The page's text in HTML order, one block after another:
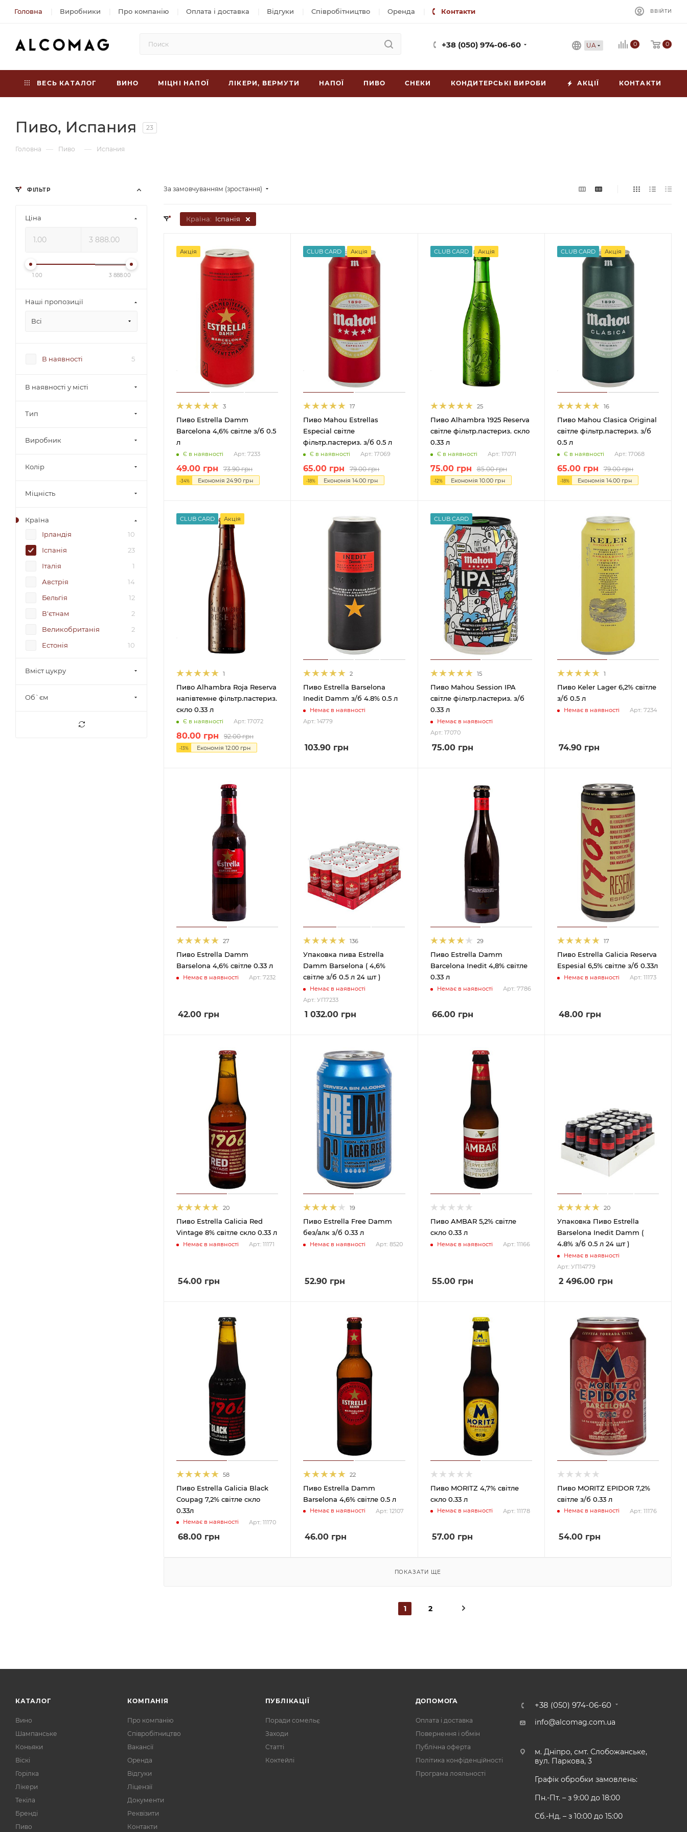
Головна Виробники Про компанію Оплата і доставка Відгуки Співробітництво Оренда Контакти ВВІЙТИ
+38 (050) 974-06-60 UA 0 0
ВЕСЬ КАТАЛОГ ВИНО МІЦНІ НАПОЇ ЛІКЕРИ, ВЕРМУТИ НАПОЇ ПИВО СНЕКИ КОНДИТЕРСЬКІ ВИРОБИ АКЦІЇ КОНТАКТИ
Пиво, Испания 23
Головна — Пиво — Испания
За замовчуванням (зростання)
Країна: Іспанія
Акція
3
Пиво Estrella Damm
Barсelona 4,6% світле з/б 0.5
л
Є в наявності Арт.: 7233
49.00 грн 73.90грн
-34% Економія 24.90 грн
CLUB CARD Акція
17
Пиво Mahou Estrellas
Especial світле
фільтр.пастериз. з/б 0.5 л
Є в наявності Арт.: 17069
65.00 грн 79.00грн
-18% Економія14.00 грн
CLUB CARD Акція
25
Пиво Alhambra 1925 Reserva
світле фільтр.пастериз. скло
0.33 л
Є в наявності Арт.: 17071
75.00грн 85.00грн
-12% Економія 10.00грн
CLUB CARD Акція
16
Пиво Mahou Clasica Original
світле фільтр.пастериз. з/б
0.5 л
Є в наявності Арт.: 17068
65.00грн 79.00грн
-18% Економія 14.00грн
CLUB CARD Акція
1
Пиво Alhambra Roja Reserva
напівтемне фільтр.пастериз.
скло 0.33 л
Є в наявності Арт.: 17072
80.00 грн 92.00грн
-13% Економія 12.00 грн
2
Пиво Estrella Barselona
Inedit Damm з/б 4.8% 0.5 л
Немає в наявності
Арт.: 14779
103.90 грн
CLUB CARD
15
Пиво Mahou Session IPA
світле фільтр.пастериз. з/б
0.33 л
Немає в наявності
Арт.: 17070
75.00грн
1
Пиво Keler Lager 6,2% світле
з/б 0.5 л
Немає в наявності Арт.: 7234
74.90грн
27
Пиво Estrella Damm
Barselona 4,6% світле 0.33 л
Немає в наявності Арт.: 7232
42.00 грн
136
Упаковка пива Estrella
Damm Barselona ( 4,6%
світле з/б 0.5 л 24 шт )
Немає в наявності
Арт.: УП7233
1 032.00 грн
29
Пиво Estrella Damm
Barcelona Inedit 4,8% світле
0.33 л
Немає в наявності Арт.: 7786
66.00грн
17
Пиво Estrella Galicia Reserva
Espesial 6,5% світле з/б 0.33л
Немає в наявності Арт.: 11173
48.00грн
20
Пиво Estrella Galicia Red
Vintage 8% світле скло 0.33 л
Немає в наявності Арт.: 11171
54.00 грн
19
Пиво Estrella Free Damm
без/алк з/б 0.33 л
Немає в наявності Арт.: 8520
52.90 грн
Пиво AMBAR 5,2% світле
скло 0.33 л
Немає в наявності Арт.: 11166
55.00грн
20
Упаковка Пиво Estrella
Barselona Inedit Damm (
4.8% з/б 0.5 л 24 шт )
Немає в наявності
Арт.: УП14779
2 496.00грн
58
Пиво Estrella Galicia Black
Coupag 7,2% світле скло
0.33л
Немає в наявності Арт.: 11170
68.00 грн
22
Пиво Estrella Damm
Barselona 4,6% світле 0.5 л
Немає в наявності Арт.: 12107
46.00 грн
Пиво MORITZ 4,7% світле
скло 0.33 л
Немає в наявності Арт.: 11178
57.00грн
Пиво MORITZ EPIDOR 7,2%
світле з/б 0.33 л
Немає в наявності Арт.: 11176
54.00грн
ПОКАЗАТИ ЩЕ
1 2
ФІЛЬТР
Ціна
1.00 3 888.00
Наші пропозиції
Всі
В наявності 5
В наявності у місті
Тип
Виробник
Колір
Міцність
Країна
Ірландія
10
Іспанія
23
Італія
1
Австрія
14
Бельгія
12
В'єтнам
2
Великобританія
2
Естонія
10
Литва
Словаччина
Вміст цукру
Об`єм
КАТАЛОГ
Вино
Шампанське
Коньяки
Віскі
Горілка
Лікери
Текіла
Бренді
Пиво
КОМПАНІЯ
Про компанію
Співробітництво
Вакансії
Оренда
Відгуки
Ліцензії
Документи
Реквізити
Контакти
ПУБЛІКАЦІЇ
Поради сомельє
Заходи
Статті
Коктейлі
ДОПОМОГА
Оплата і доставка
Повернення і обмін
Публічна оферта
Політика конфіденційності
Програма лояльності
+38 (050) 974-06-60
info@alcomag.com.ua
м. Дніпро, смт. Слобожанське,
вул. Паркова, 3
Графік обробки замовлень:
Пн.-Пт. – з 9:00 до 18:00
Сб.-Нд. – з 10:00 до 15:00